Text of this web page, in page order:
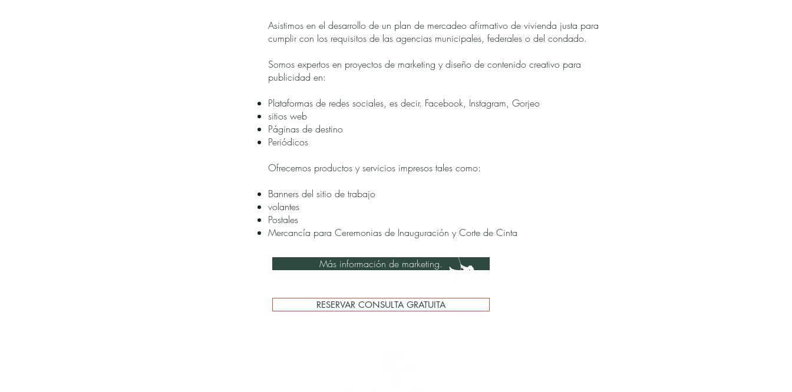
Asistimos en el desarrollo de un plan de mercadeo afirmativo de vivienda justa para
cumplir con los requisitos de las agencias municipales, federales o del condado.
Somos expertos en proyectos de marketing y diseño de contenido creativo para
publicidad en:
Plataformas de redes sociales, es decir. Facebook, Instagram, Gorjeo
sitios web
Páginas de destino
Periódicos
Ofrecemos productos y servicios impresos tales como:
Banners del sitio de trabajo
volantes
Postales
Mercancía para Ceremonias de Inauguración y Corte de Cinta
Más información de marketing.
RESERVAR CONSULTA GRATUITA